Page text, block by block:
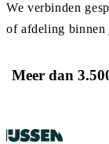
We verbinden
of afdeling
Meer dan